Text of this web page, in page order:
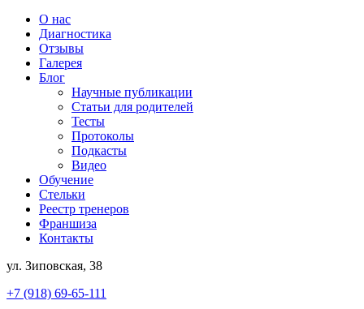
О нас
Диагностика
Отзывы
Галерея
Блог
Научные публикации
Статьи для родителей
Тесты
Протоколы
Подкасты
Видео
Обучение
Стельки
Реестр тренеров
Франшиза
Контакты
ул. Зиповская, 38
+7 (918) 69-65-111